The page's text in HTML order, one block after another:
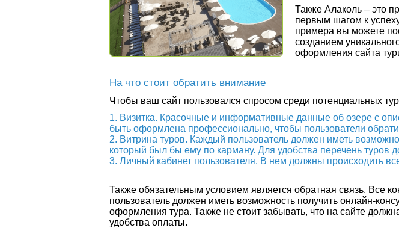
Также Алаколь – это
первым шагом к успеху
примера вы можете
созданием
оформления сайта
На что стоит обратить внимание
Чтобы ваш сайт пользовался спросом среди потенциальных
Визитка. Красочные и информативные данные об озере с
быть оформлена профессионально, чтобы пользователи
Витрина туров. Каждый пользователь должен иметь
который был бы ему по карману. Для удобства перечень туров
Личный кабинет пользователя. В нем должны происходить
Также обязательным условием является обратная связь. Все
пользователь должен иметь возможность получить онлайн-
оформления тура. Также не стоит забывать, что на сайте
удобства оплаты.